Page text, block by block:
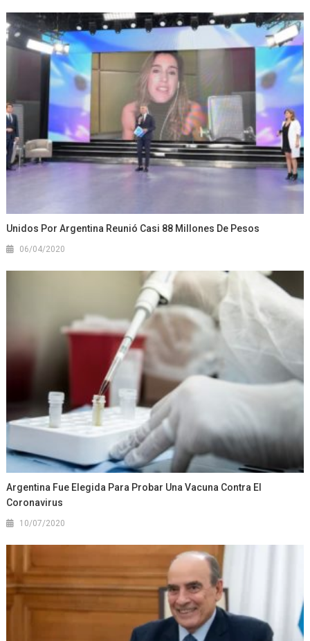
Unidos Por Argentina Reunió Casi 88 Millones De Pesos
06/04/2020
Argentina Fue Elegida Para Probar Una Vacuna Contra El
Coronavirus
10/07/2020